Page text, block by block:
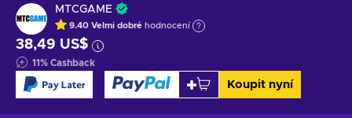
MTCGAME
9.40 Velmi dobré hodnocení
38,49 US$
11% Cashback
Koupit nyní